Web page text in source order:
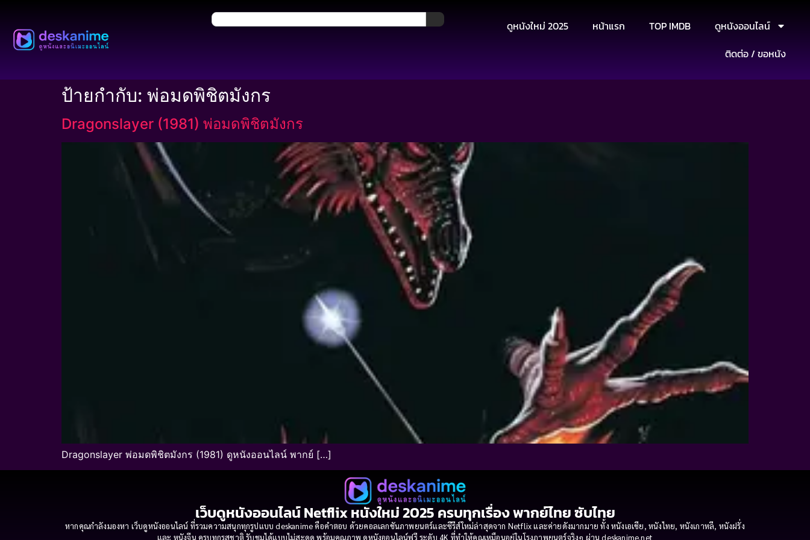
ดูหนังใหม่ 2025 หน้าแรก TOP IMDB
ดูหนังออนไลน์
ติดต่อ / ขอหนัง
ป้ายกำกับ: พ่อมดพิชิตมังกร
Dragonslayer (1981) พ่อมดพิชิตมังกร
Dragonslayer พ่อมดพิชิตมังกร (1981) ดูหนังออนไลน์ พากย์ […]
เว็บดูหนังออนไลน์ Netflix หนังใหม่ 2025 ครบทุกเรื่อง พากย์ไทย ซับไทย
หากคุณกำลังมองหา เว็บดูหนังออนไลน์ ที่รวมความสนุกทุกรูปแบบ deskanime คือคำตอบ ด้วยคอลเลกชันภาพยนตร์และซีรีส์ใหม่ล่าสุดจาก Netflix และค่ายดังมากมาย ทั้ง หนังเอเชีย, หนังไทย, หนังเกาหลี, หนังฝรั่ง
และ หนังจีน ครบทุกรสชาติ รับชมได้แบบไม่สะดุด พร้อมคุณภาพ ดูหนังออนไลน์ฟรี ระดับ 4K ที่ทำให้คุณเหมือนอยู่ในโรงภาพยนตร์จริงๆ ผ่าน deskanime.net